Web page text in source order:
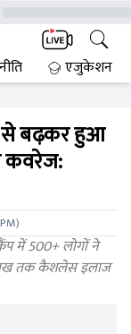
एजुकेशन
से बढ़कर हुआ
कवरेज:
)
में 500+ लोगों ने
तक कैशलेस इलाज